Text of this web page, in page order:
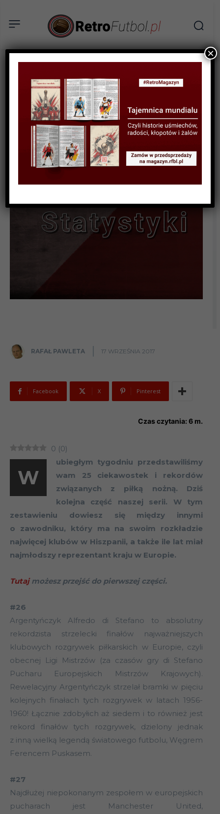
STATYSTYKI FUTBOLOWE
Futbolowe rekordy i
ciekawostki – część 2
RAFAŁ PAWLETA 17 WRZEŚNIA 2017
Facebook X Pinterest
Czas czytania: 6 m.
0 (0)
W
ubiegłym tygodniu przedstawiliśmy
wam 25 ciekawostek i rekordów
związanych z piłką nożną. Dziś
kolejna część naszej serii. W tym
zestawieniu dowiesz się między innymi
o zawodniku, który ma na swoim rozkładzie
najwięcej klubów w Hiszpanii, a także ile lat miał
najmłodszy reprezentant kraju w Europie.
Tutajmożesz przejść do pierwszej części.
#26
Argentyńczyk Alfredo di Stefano to absolutny
rekordzista strzelecki finałów najważniejszych
klubowych rozgrywek piłkarskich w Europie, czyli
obecnej Ligi Mistrzów (za czasów gry di Stefano
Pucharu Europejskich Mistrzów Krajowych).
Rewelacyjny Argentyńczyk strzelał bramki w pięciu
kolejnych finałach tych rozgrywek w latach 1956-
1960! Łącznie zdobyłich aż siedem i to również jest
rekord finałów tych rozgrywek, dzielony jednak
z inną wielką legendą światowego futbolu, Węgrem
Ferencem Puskasem.
#27
Najdłużej niepokonanym zespołem w europejskich
pucharach jest Manchester United,
×